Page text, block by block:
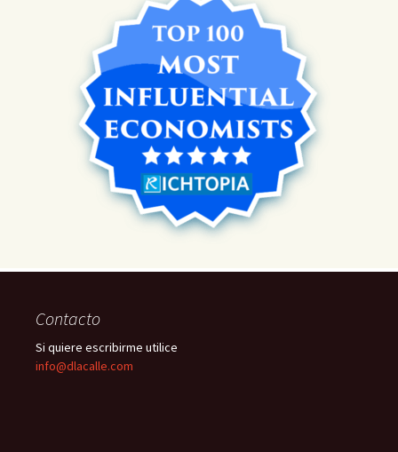
Contacto
Si quiere escribirme utilice
info@dlacalle.com